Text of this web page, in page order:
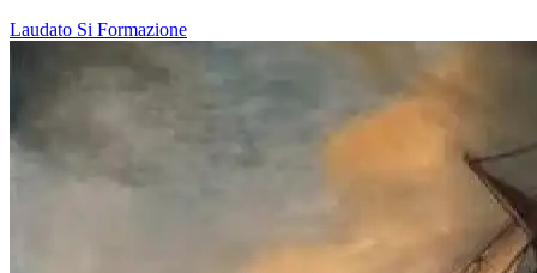
Laudato Si Formazione